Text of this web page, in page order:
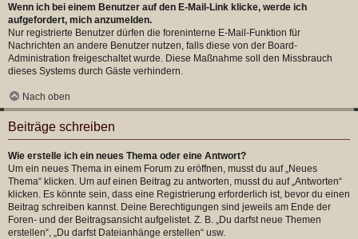
Wenn ich bei einem Benutzer auf den E-Mail-Link klicke, werde ich
aufgefordert, mich anzumelden.
Nur registrierte Benutzer dürfen die foreninterne E-Mail-Funktion für
Nachrichten an andere Benutzer nutzen, falls diese von der Board-
Administration freigeschaltet wurde. Diese Maßnahme soll den Missbrauch
dieses Systems durch Gäste verhindern.
Nach oben
Beiträge schreiben
Wie erstelle ich ein neues Thema oder eine Antwort?
Um ein neues Thema in einem Forum zu eröffnen, musst du auf „Neues
Thema“ klicken. Um auf einen Beitrag zu antworten, musst du auf „Antworten“
klicken. Es könnte sein, dass eine Registrierung erforderlich ist, bevor du einen
Beitrag schreiben kannst. Deine Berechtigungen sind jeweils am Ende der
Foren- und der Beitragsansicht aufgelistet. Z. B. „Du darfst neue Themen
erstellen“, „Du darfst Dateianhänge erstellen“ usw.